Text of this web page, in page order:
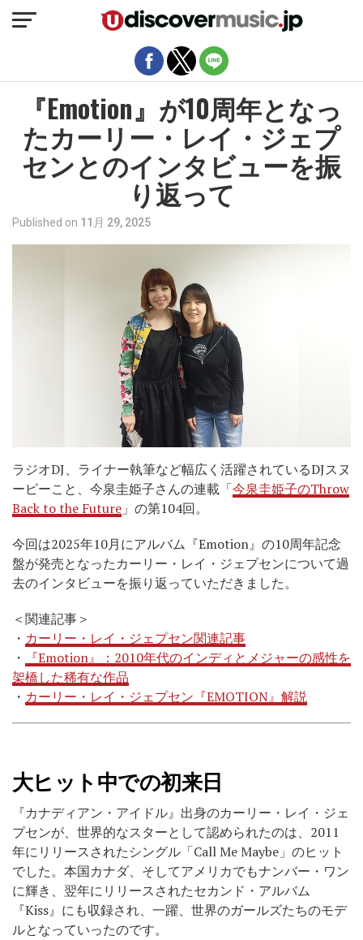
『Emotion』が10周年となっ
たカーリー・レイ・ジェプ
センとのインタビューを振
り返って
Published on 11月 29, 2025
ラジオDJ、ライナー執筆など幅広く活躍されているDJスヌ
ーピーこと、今泉圭姫子さんの連載「今泉圭姫子のThrow
Back to the Future 」の第104回。
今回は2025年10月にアルバム『Emotion』の10周年記念
盤が発売となったカーリー・レイ・ジェプセンについて過
去のインタビューを振り返っていただきました。
＜関連記事＞
・ カーリー・レイ・ジェプセン関連記事
・
『Emotion』：2010年代のインディとメジャーの感性を
架橋した稀有な作品
・ カーリー・レイ・ジェプセン『EMOTION』解説
大ヒット中での初来日
『カナディアン・アイドル』出身のカーリー・レイ・ジェ
プセンが、世界的なスターとして認められたのは、2011
年にリリースされたシングル「Call Me Maybe」 のヒット
でした。本国カナダ、そしてアメリカでもナンバー・ワン
に輝き、翌年にリリースされたセカンド・アルバム
『Kiss』にも収録され、一躍、世界のガールズたちのモデ
ルとなっていったのです。
モバイルバージョンを終了